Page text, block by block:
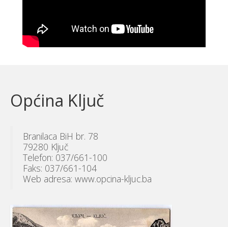
Općina Ključ
Branilaca BiH br. 78
79280 Ključ
Telefon: 037/661-100
Faks: 037/661-104
Web adresa: www.opcina-kljuc.ba